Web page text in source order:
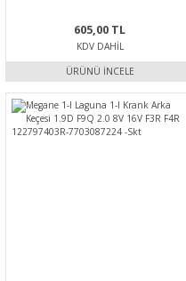
605,00 TL
KDV DAHIL
ÜRÜNÜ İNCELE